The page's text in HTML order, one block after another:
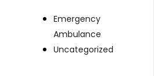
Emergency
Ambulance
Uncategorized